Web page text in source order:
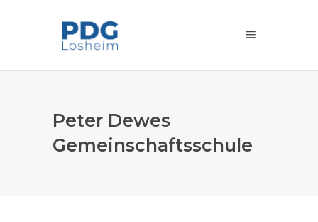
Peter Dewes
Gemeinschaftsschule